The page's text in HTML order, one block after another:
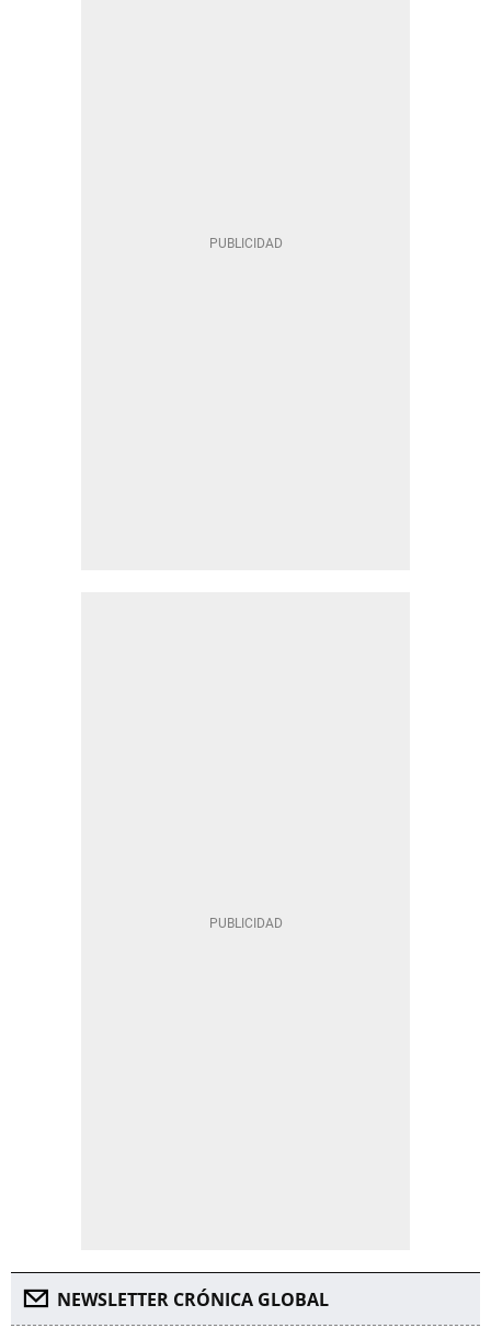
NEWSLETTER CRÓNICA GLOBAL